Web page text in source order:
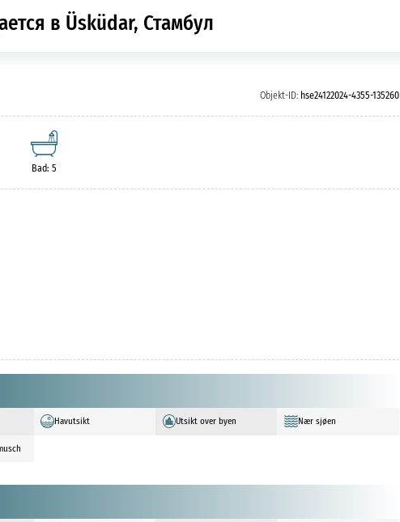
в Üsküdar, Стамбул
Objekt-ID: hse24122024-4355-135260
Bad: 5
Havutsikt Utsikt over byen Nær sjøen